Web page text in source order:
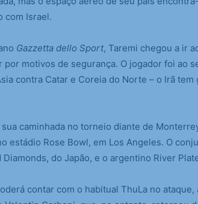
com Israel.
Gazzetta dello Sport, Taremi chegou a ir
motivos de segurança. O jogador foi ao
contra Catar e Coreia do Norte – o Irã tem
caminhada no torneio diante de
estádio Rose Bowl, em Los Angeles. O
do Japão, e o argentino River
contar com o habitual ThuLa no